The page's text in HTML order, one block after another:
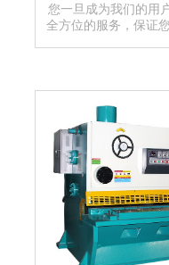
您一旦成为我们的用
全方位的服务，保证